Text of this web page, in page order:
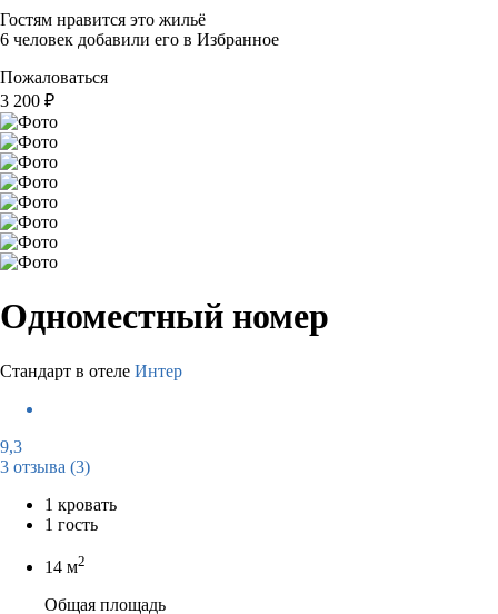
Гостям нравится это жильё
6 человек добавили его в Избранное
Пожаловаться
3 200 ₽
Одноместный номер
Стандарт в отеле Интер
9,3
3 отзыва (3)
1 кровать
1 гость
14 м2
Общая площадь